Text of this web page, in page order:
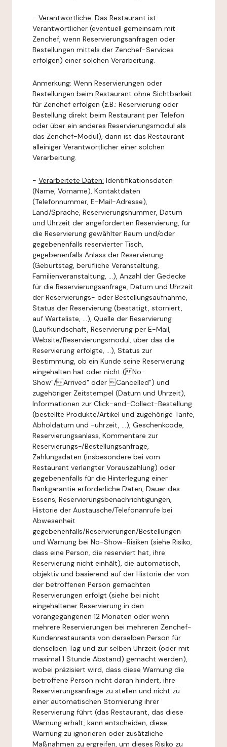
- Verantwortliche: Das Restaurant ist
Verantwortlicher (eventuell gemeinsam mit
Zenchef, wenn Reservierungsanfragen oder
Bestellungen mittels der Zenchef-Services
erfolgen) einer solchen Verarbeitung.
Anmerkung: Wenn Reservierungen oder
Bestellungen beim Restaurant ohne Sichtbarkeit
für Zenchef erfolgen (z.B.: Reservierung oder
Bestellung direkt beim Restaurant per Telefon
oder über ein anderes Reservierungsmodul als
das Zenchef-Modul), dann ist das Restaurant
alleiniger Verantwortlicher einer solchen
Verarbeitung.
- Verarbeitete Daten: Identifikationsdaten
(Name, Vorname), Kontaktdaten
(Telefonnummer, E-Mail-Adresse),
Land/Sprache, Reservierungsnummer, Datum
und Uhrzeit der angeforderten Reservierung, für
die Reservierung gewählter Raum und/oder
gegebenenfalls reservierter Tisch,
gegebenenfalls Anlass der Reservierung
(Geburtstag, berufliche Veranstaltung,
Familienveranstaltung, ...), Anzahl der Gedecke
für die Reservierungsanfrage, Datum und Uhrzeit
der Reservierungs- oder Bestellungsaufnahme,
Status der Reservierung (bestätigt, storniert,
auf Warteliste, ...), Quelle der Reservierung
(Laufkundschaft, Reservierung per E-Mail,
Website/Reservierungsmodul, über das die
Reservierung erfolgte, ...), Status zur
Bestimmung, ob ein Kunde seine Reservierung
eingehalten hat oder nicht (No-
Show"/Arrived" oder Cancelled") und
zugehöriger Zeitstempel (Datum und Uhrzeit),
Informationen zur Click-and-Collect-Bestellung
(bestellte Produkte/Artikel und zugehörige Tarife,
Abholdatum und -uhrzeit, ...), Geschenkcode,
Reservierungsanlass, Kommentare zur
Reservierungs-/Bestellungsanfrage,
Zahlungsdaten (insbesondere bei vom
Restaurant verlangter Vorauszahlung) oder
gegebenenfalls für die Hinterlegung einer
Bankgarantie erforderliche Daten, Dauer des
Essens, Reservierungsbenachrichtigungen,
Historie der Austausche/Telefonanrufe bei
Abwesenheit
gegebenenfalls/Reservierungen/Bestellungen
und Warnung bei No-Show-Risiken (siehe Risiko,
dass eine Person, die reserviert hat, ihre
Reservierung nicht einhält), die automatisch,
objektiv und basierend auf der Historie der von
der betroffenen Person gemachten
Reservierungen erfolgt (siehe bei nicht
eingehaltener Reservierung in den
vorangegangenen 12 Monaten oder wenn
mehrere Reservierungen bei mehreren Zenchef-
Kundenrestaurants von derselben Person für
denselben Tag und zur selben Uhrzeit (oder mit
maximal 1 Stunde Abstand) gemacht werden),
wobei präzisiert wird, dass diese Warnung die
betroffene Person nicht daran hindert, ihre
Reservierungsanfrage zu stellen und nicht zu
einer automatischen Stornierung ihrer
Reservierung führt (das Restaurant, das diese
Warnung erhält, kann entscheiden, diese
Warnung zu ignorieren oder zusätzliche
Maßnahmen zu ergreifen, um dieses Risiko zu